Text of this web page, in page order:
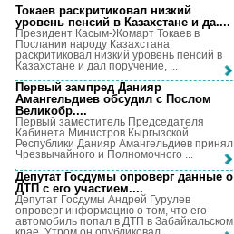
Токаев раскритиковал низкий
уровень пенсий в Казахстане и да....
Президент Касым-Жомарт Токаев в
Послании народу Казахстана
раскритиковал низкий уровень пенсий в
Казахстане и дал поручение, ...
Первый зампред Данияр
Амангельдиев обсудил с Послом
Великобр....
Первый заместитель Председателя
Кабинета Министров Кыргызской
Республики Данияр Амангельдиев принял
Чрезвычайного и Полномочного ...
Депутат Госдумы опроверг данные о
ДТП с его участием....
Депутат Госдумы Андрей Гурулев
опроверг информацию о том, что его
автомобиль попал в ДТП в Забайкальском